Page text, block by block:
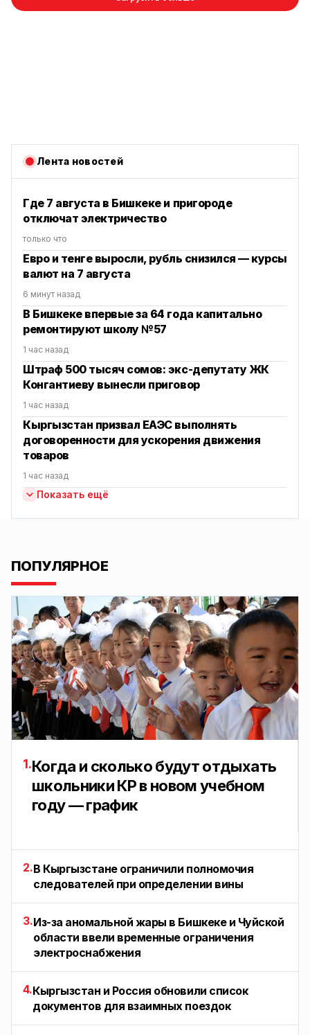
Лента новостей
Где 7 августа в Бишкеке и пригороде
отключат электричество
только что
Евро и тенге выросли, рубль снизился — курсы
валют на 7 августа
6 минут назад
В Бишкеке впервые за 64 года капитально
ремонтируют школу №57
1 час назад
Штраф 500 тысяч сомов: экс-депутату ЖК
Конгантиеву вынесли приговор
1 час назад
Кыргызстан призвал ЕАЭС выполнять
договоренности для ускорения движения
товаров
1 час назад
Показать ещё
ПОПУЛЯРНОЕ
1.Когда и сколько будут отдыхать
школьники КР в новом учебном
году — график
2.В Кыргызстане ограничили полномочия
следователей при определении вины
3.Из-за аномальной жары в Бишкеке и Чуйской
области ввели временные ограничения
электроснабжения
4.Кыргызстан и Россия обновили список
документов для взаимных поездок